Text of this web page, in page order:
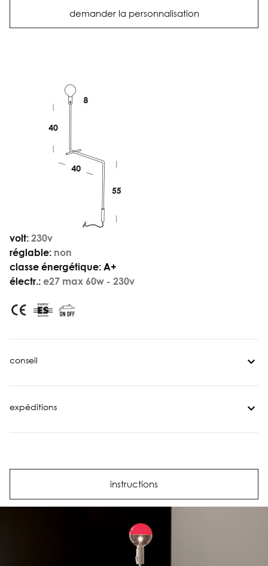
demander la personnalisation
volt: 230v
réglable: non
classe énergétique: A+
électr.: e27 max 60w - 230v
conseil
expéditions
instructions